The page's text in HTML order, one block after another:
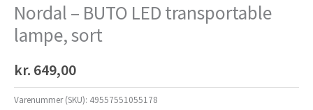
Nordal – BUTO LED transportable
lampe, sort
kr. 649,00
Varenummer (SKU): 49557551055178